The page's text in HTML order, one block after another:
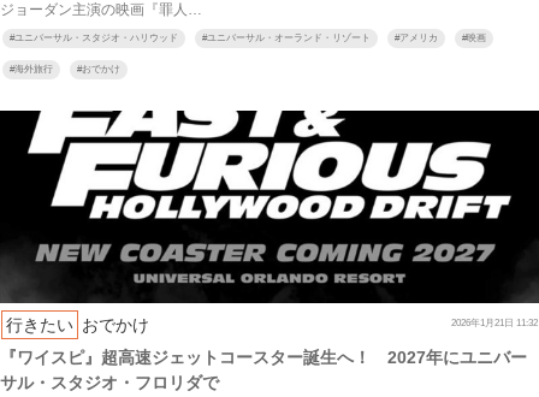
ジョーダン主演の映画『罪人…
#ユニバーサル・スタジオ・ハリウッド #ユニバーサル・オーランド・リゾート #アメリカ #映画
#海外旅行 #おでかけ
行きたい おでかけ 2026年1月21日 11:32
『ワイスピ』超高速ジェットコースター誕生へ！ 2027年にユニバー
サル・スタジオ・フロリダで